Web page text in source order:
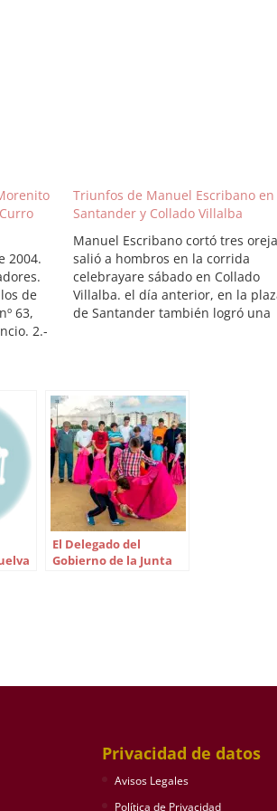
2004.
de
63,
2.-
Triunfos de Manuel Escribano en
Santander y Collado Villalba
Manuel Escribano cortó tres
salió a hombros en la corrida
celebrayare sábado en Collado
Villalba. el día anterior, en la
de Santander también logró una
que puede…
El Delegado del
Gobierno de la Junta
Privacidad de datos
Avisos Legales
Política de Privacidad